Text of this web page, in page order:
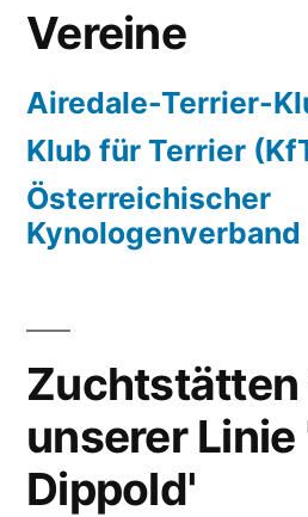
Vereine
Airedale-Terrier-
Klub für Terrier
Österreichischer
Kynologenverband
Zuchtstätten
unserer Linie
Dippold'